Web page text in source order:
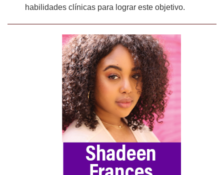
habilidades clínicas para lograr este objetivo.